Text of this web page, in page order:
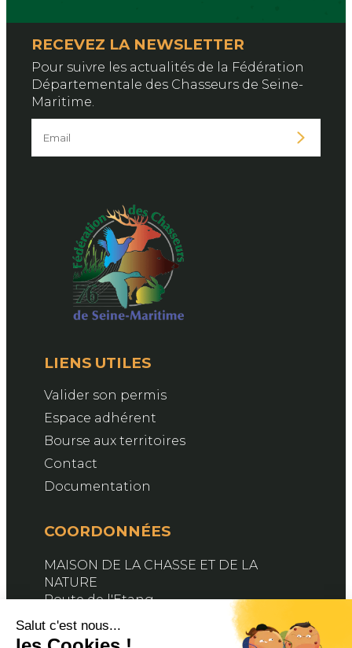
RECEVEZ LA NEWSLETTER
Pour suivre les actualités de la Fédération
Départementale des Chasseurs de Seine-
Maritime.
LIENS UTILES
Valider son permis
Espace adhérent
Bourse aux territoires
Contact
Documentation
COORDONNÉES
MAISON DE LA CHASSE ET DE LA
NATURE
Route de l'Etang